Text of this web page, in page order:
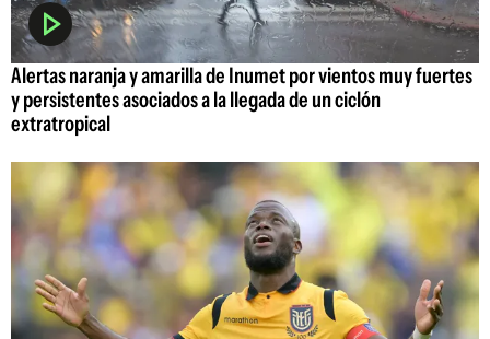
Alertas naranja y amarilla de Inumet por vientos muy fuertes
y persistentes asociados a la llegada de un ciclón
extratropical